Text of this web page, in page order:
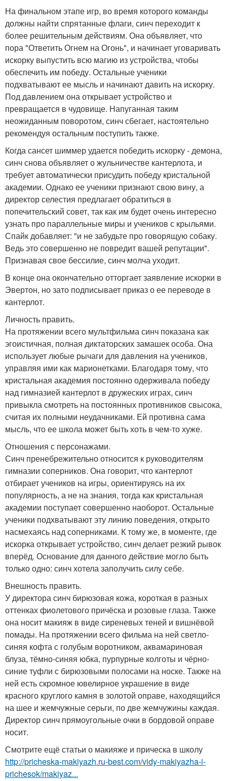
На финальном этапе игр, во время которого команды
должны найти спрятанные флаги, синч переходит к
более решительным действиям. Она объявляет, что
пора "Ответить Огнем на Огонь", и начинает уговаривать
искорку выпустить всю магию из устройства, чтобы
обеспечить им победу. Остальные ученики
подхватывают ее мысль и начинают давить на искорку.
Под давлением она открывает устройство и
превращается в чудовище. Напуганная таким
неожиданным поворотом, синч сбегает, настоятельно
рекомендуя остальным поступить также.
Когда сансет шиммер удается победить искорку - демона,
синч снова объявляет о жульничестве кантерлота, и
требует автоматически присудить победу кристальной
академии. Однако ее ученики признают свою вину, а
директор селестия предлагает обратиться в
попечительский совет, так как им будет очень интересно
узнать про параллельные миры и учеников с крыльями.
Спайк добавляет: "и не забудьте про говорящую собаку.
Ведь это совершенно не повредит вашей репутации".
Признавая свое бессилие, синч молча уходит.
В конце она окончательно отторгает заявление искорки в
Эвертон, но зато подписывает приказ о ее переводе в
кантерлот.
Личность править.
На протяжении всего мультфильма синч показана как
эгоистичная, полная диктаторских замашек особа. Она
использует любые рычаги для давления на учеников,
управляя ими как марионетками. Благодаря тому, что
кристальная академия постоянно одерживала победу
над гимназией кантерлот в дружеских играх, синч
привыкла смотреть на постоянных противников свысока,
считая их полными неудачниками. Ей противна сама
мысль, что ее школа может быть хоть в чем-то хуже.
Отношения с персонажами.
Синч пренебрежительно относится к руководителям
гимназии соперников. Она говорит, что кантерлот
отбирает учеников на игры, ориентируясь на их
популярность, а не на знания, тогда как кристальная
академии поступает совершенно наоборот. Остальные
ученики подхватывают эту линию поведения, открыто
насмехаясь над соперниками. К тому же, в моменте, где
искорка открывает устройство, синч делает резкий рывок
вперёд. Основание для данного действие могло быть
только одно: синч хотела заполучить силу себе.
Внешность править.
У директора синч бирюзовая кожа, короткая в разных
оттенках фиолетового причёска и розовые глаза. Также
она носит макияж в виде сиреневых теней и вишнёвой
помады. На протяжении всего фильма на ней светло-
синяя кофта с голубым воротником, аквамариновая
блуза, тёмно-синяя юбка, пурпурные колготы и чёрно-
синие туфли с бирюзовыми полосами на носке. Также на
ней есть скромное ювелирное украшение в виде
красного круглого камня в золотой оправе, находящийся
на шее и жемчужные серьги, по две жемчужины каждая.
Директор синч прямоугольные очки в бордовой оправе
носит.
Смотрите ещё статьи о макияже и прическа в школу
http://pricheska-makiyazh.ru-best.com/vidy-makiyazha-i-
prichesok/makiyaz...